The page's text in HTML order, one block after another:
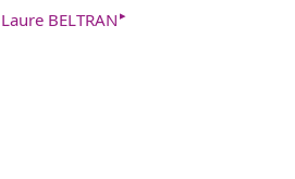
Laure BELTRAN ▸